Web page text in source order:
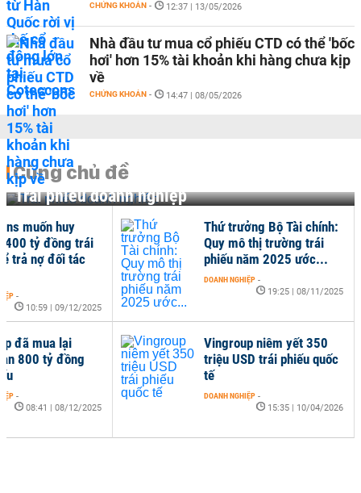
CHỨNG KHOÁN - 12:37 | 13/05/2026
Nhà đầu tư mua cổ phiếu CTD có thể 'bốc
hơi' hơn 15% tài khoản khi hàng chưa kịp
về
CHỨNG KHOÁN - 14:47 | 08/05/2026
Cùng chủ đề
Trái phiếu doanh nghiệp
Vingroup niêm yết 350
triệu USD trái phiếu quốc
tế
DOANH NGHIỆP -
15:35 | 10/04/2026
muốn huy
tỷ đồng trái
trả nợ đối tác
-
10:59 | 09/12/2025
đã mua lại
800 tỷ đồng
-
08:41 | 08/12/2025
Thứ trưởng Bộ Tài chính:
Quy mô thị trường trái
phiếu năm 2025 ước...
DOANH NGHIỆP -
19:25 | 08/11/2025